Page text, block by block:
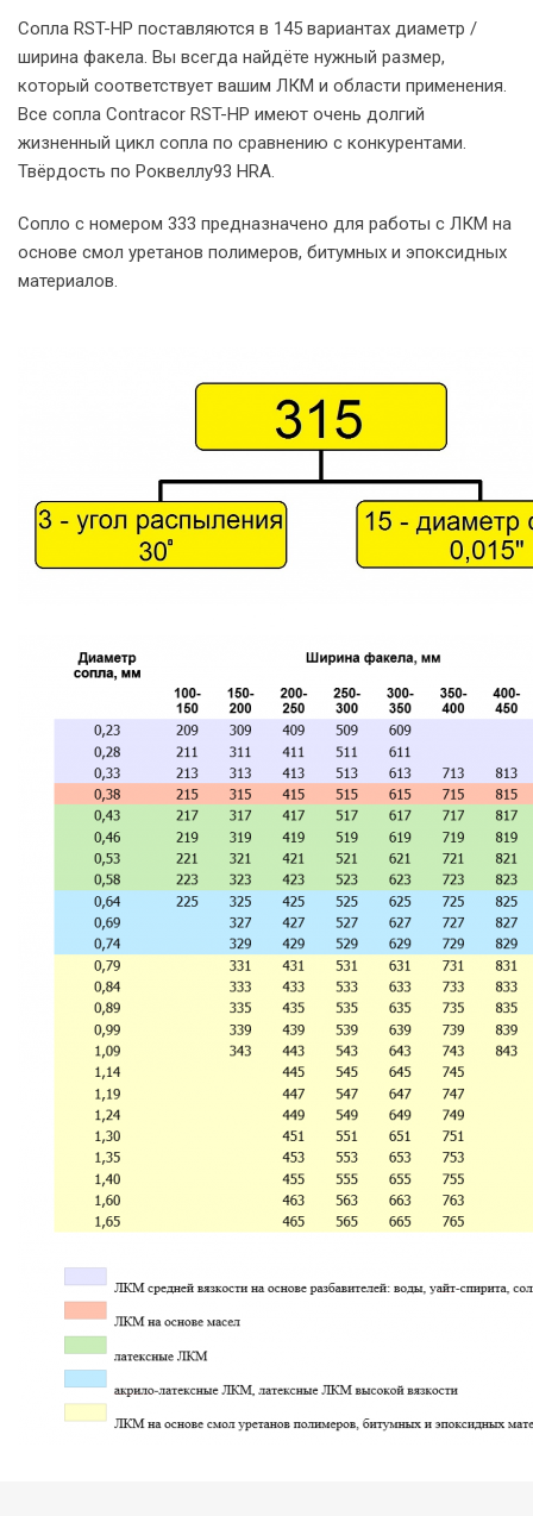
Сопла RST-HP поставляются в 145 вариантах диаметр /
ширина факела. Вы всегда найдёте нужный размер,
который соответствует вашим ЛКМ и области применения.
Все сопла Contracor RST-HP имеют очень долгий
жизненный цикл сопла по сравнению с конкурентами.
Твёрдость по Роквеллу93 HRA.
Сопло с номером 333 предназначено для работы с ЛКМ на
основе смол уретанов полимеров, битумных и эпоксидных
материалов.